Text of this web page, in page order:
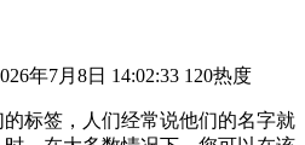
年7月8日 14:02:33 120热度
签，人们经常说他们的名字就